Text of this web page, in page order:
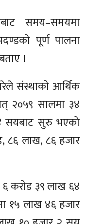
समय–समयमा
पूर्ण पालना
।
संस्थाको आर्थिक
२०५९ सालमा ३४
सयबाट सुरु भएको
८६ लाख, ८६ हजार
करोड ३९ लाख ६४
१५ लाख ४६ हजार